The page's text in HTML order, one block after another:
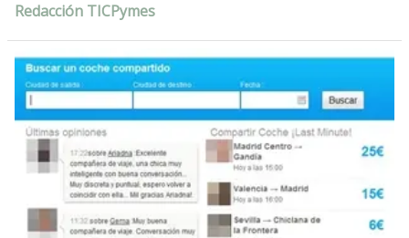
Redacción TICPymes